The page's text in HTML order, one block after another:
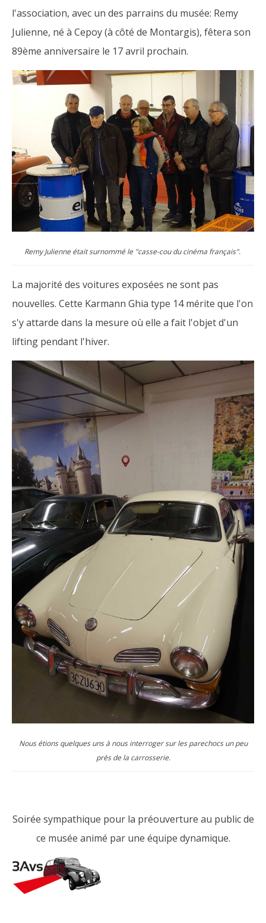
l'association, avec un des parrains du musée: Remy
Julienne, né à Cepoy (à côté de Montargis), fêtera son
89ème anniversaire le 17 avril prochain.
Remy Julienne était surnommé le "casse-cou du cinéma français".
La majorité des voitures exposées ne sont pas
nouvelles. Cette Karmann Ghia type 14 mérite que l'on
s'y attarde dans la mesure où elle a fait l'objet d'un
lifting pendant l'hiver.
Nous étions quelques uns à nous interroger sur les parechocs un peu
près de la carrosserie.
Soirée sympathique pour la préouverture au public de
ce musée animé par une équipe dynamique.